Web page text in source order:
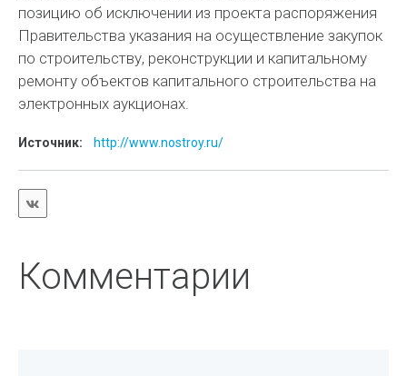
позицию об исключении из проекта распоряжения
Правительства указания на осуществление закупок
по строительству, реконструкции и капитальному
ремонту объектов капитального строительства на
электронных аукционах.
Источник: http://www.nostroy.ru/
Комментарии